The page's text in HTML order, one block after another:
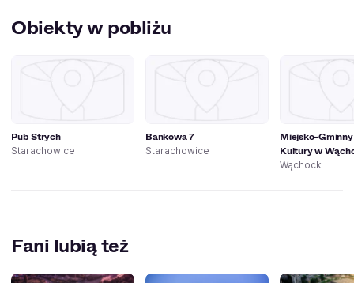
roku.
Obiekty w pobliżu
Pub Strych
Starachowice
Bankowa 7
Starachowice
Miejsko-
Kultury w
Wąchock
Fani lubią też